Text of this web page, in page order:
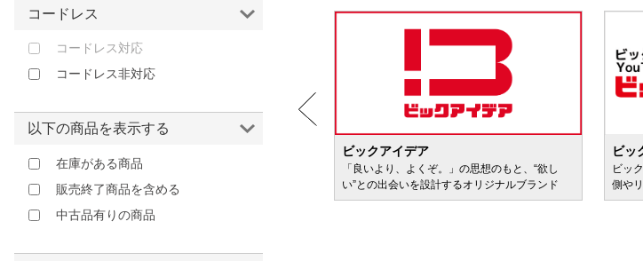
「どきどき・わくわく」をさまざまなコンテン
ツに載せてお届けします
ビックアイデア
「良いより、よくぞ。」の思想のもと、“欲し
い”との出会いを設計するオリジナルブランド
ビッ
ビッ
側や
コードレス
コードレス対応
コードレス非対応
以下の商品を表示する
在庫がある商品
販売終了商品を含める
中古品有りの商品